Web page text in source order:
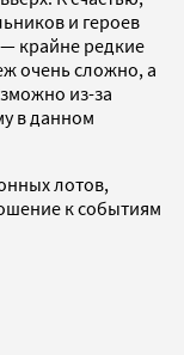
и героев
крайне редкие
очень сложно, а
из-за
в данном
лотов,
к событиям